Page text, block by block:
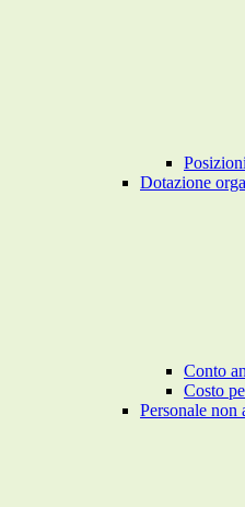
Dotazione
Conto
Costo
Personale non